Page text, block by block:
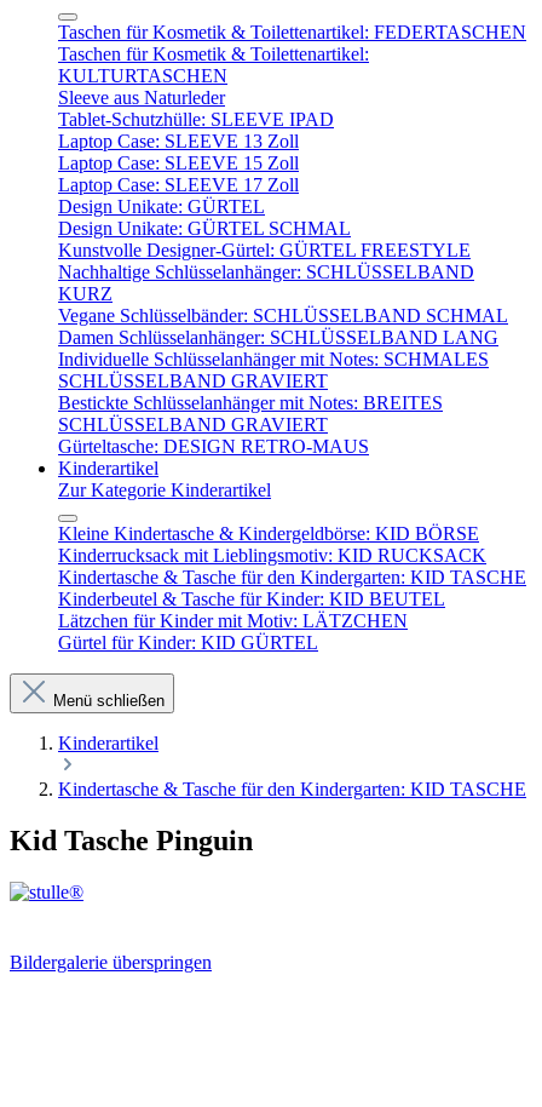
Taschen für Kosmetik & Toilettenartikel: FEDERTASCHEN
Taschen für Kosmetik & Toilettenartikel:
KULTURTASCHEN
Sleeve aus Naturleder
Tablet-Schutzhülle: SLEEVE IPAD
Laptop Case: SLEEVE 13 Zoll
Laptop Case: SLEEVE 15 Zoll
Laptop Case: SLEEVE 17 Zoll
Design Unikate: GÜRTEL
Design Unikate: GÜRTEL SCHMAL
Kunstvolle Designer-Gürtel: GÜRTEL FREESTYLE
Nachhaltige Schlüsselanhänger: SCHLÜSSELBAND
KURZ
Vegane Schlüsselbänder: SCHLÜSSELBAND SCHMAL
Damen Schlüsselanhänger: SCHLÜSSELBAND LANG
Individuelle Schlüsselanhänger mit Notes: SCHMALES
SCHLÜSSELBAND GRAVIERT
Bestickte Schlüsselanhänger mit Notes: BREITES
SCHLÜSSELBAND GRAVIERT
Gürteltasche: DESIGN RETRO-MAUS
Kinderartikel
Zur Kategorie Kinderartikel
Kleine Kindertasche & Kindergeldbörse: KID BÖRSE
Kinderrucksack mit Lieblingsmotiv: KID RUCKSACK
Kindertasche & Tasche für den Kindergarten: KID TASCHE
Kinderbeutel & Tasche für Kinder: KID BEUTEL
Lätzchen für Kinder mit Motiv: LÄTZCHEN
Gürtel für Kinder: KID GÜRTEL
Menü schließen
Kinderartikel
Kindertasche & Tasche für den Kindergarten: KID TASCHE
Kid Tasche Pinguin
Bildergalerie überspringen